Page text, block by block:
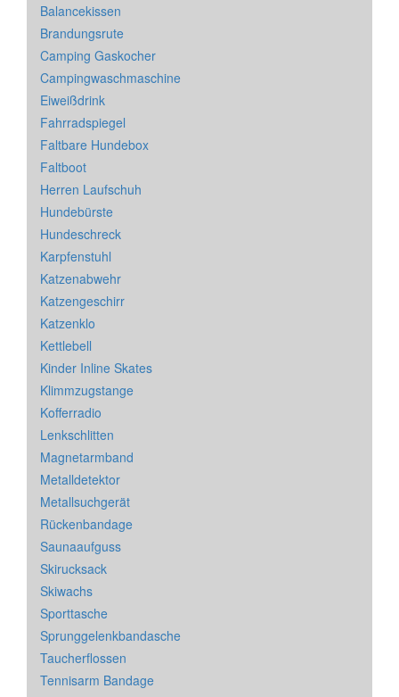
Balancekissen
Brandungsrute
Camping Gaskocher
Campingwaschmaschine
Eiweißdrink
Fahrradspiegel
Faltbare Hundebox
Faltboot
Herren Laufschuh
Hundebürste
Hundeschreck
Karpfenstuhl
Katzenabwehr
Katzengeschirr
Katzenklo
Kettlebell
Kinder Inline Skates
Klimmzugstange
Kofferradio
Lenkschlitten
Magnetarmband
Metalldetektor
Metallsuchgerät
Rückenbandage
Saunaaufguss
Skirucksack
Skiwachs
Sporttasche
Sprunggelenkbandasche
Taucherflossen
Tennisarm Bandage